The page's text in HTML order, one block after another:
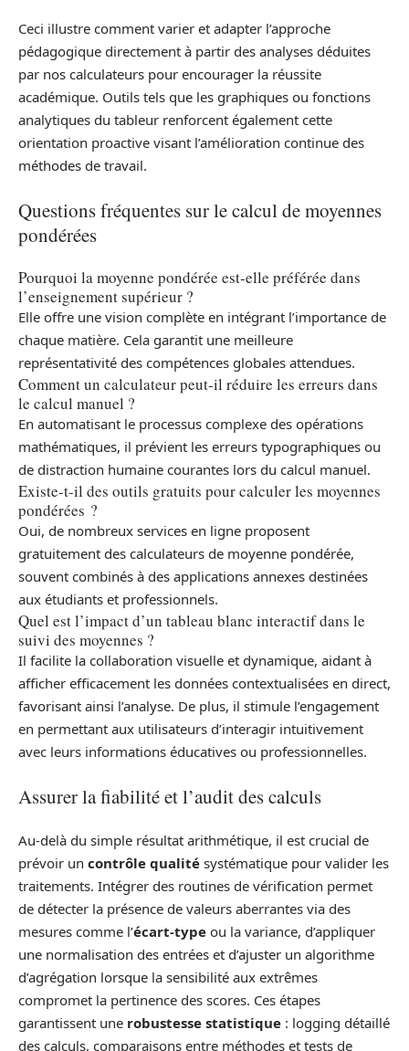
Ceci illustre comment varier et adapter l’approche
pédagogique directement à partir des analyses déduites
par nos calculateurs pour encourager la réussite
académique. Outils tels que les graphiques ou fonctions
analytiques du tableur renforcent également cette
orientation proactive visant l’amélioration continue des
méthodes de travail.
Questions fréquentes sur le calcul de moyennes
pondérées
Pourquoi la moyenne pondérée est-elle préférée dans
l’enseignement supérieur ?
Elle offre une vision complète en intégrant l’importance de
chaque matière. Cela garantit une meilleure
représentativité des compétences globales attendues.
Comment un calculateur peut-il réduire les erreurs dans
le calcul manuel ?
En automatisant le processus complexe des opérations
mathématiques, il prévient les erreurs typographiques ou
de distraction humaine courantes lors du calcul manuel.
Existe-t-il des outils gratuits pour calculer les moyennes
pondérées ?
Oui, de nombreux services en ligne proposent
gratuitement des calculateurs de moyenne pondérée,
souvent combinés à des applications annexes destinées
aux étudiants et professionnels.
Quel est l’impact d’un tableau blanc interactif dans le
suivi des moyennes ?
Il facilite la collaboration visuelle et dynamique, aidant à
afficher efficacement les données contextualisées en direct,
favorisant ainsi l’analyse. De plus, il stimule l’engagement
en permettant aux utilisateurs d’interagir intuitivement
avec leurs informations éducatives ou professionnelles.
Assurer la fiabilité et l’audit des calculs
Au-delà du simple résultat arithmétique, il est crucial de
prévoir un contrôle qualité systématique pour valider les
traitements. Intégrer des routines de vérification permet
de détecter la présence de valeurs aberrantes via des
mesures comme l’écart-type ou la variance, d’appliquer
une normalisation des entrées et d’ajuster un algorithme
d’agrégation lorsque la sensibilité aux extrêmes
compromet la pertinence des scores. Ces étapes
garantissent une robustesse statistique : logging détaillé
des calculs, comparaisons entre méthodes et tests de